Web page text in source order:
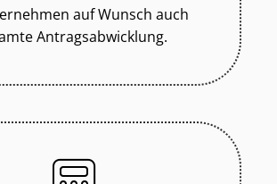
auf Wunsch auch
An­trags­ab­wick­lung.